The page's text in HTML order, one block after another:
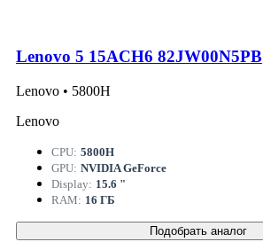
Lenovo 5 15ACH6 82JW00N5PB
Lenovo • 5800H
Lenovo
CPU: 5800H
GPU: NVIDIA GeForce
Display: 15.6 "
RAM: 16 ГБ
Подобрать аналог